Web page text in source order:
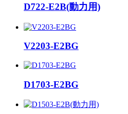
D722-E2B(動力用)
V2203-E2BG
D1703-E2BG